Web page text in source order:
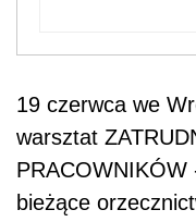
19 czerwca we
warsztat
PRACOWNIKÓW
bieżące